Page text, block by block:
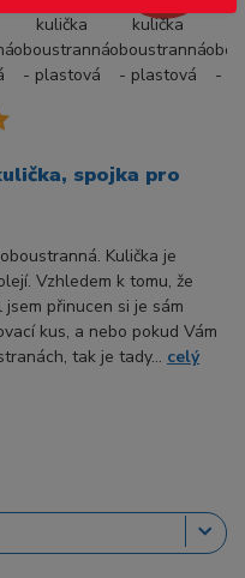
spojka pro
Kulička je
Vzhledem k tomu, že
přinucen si je sám
kus, a nebo pokud Vám
tak je tady... celý